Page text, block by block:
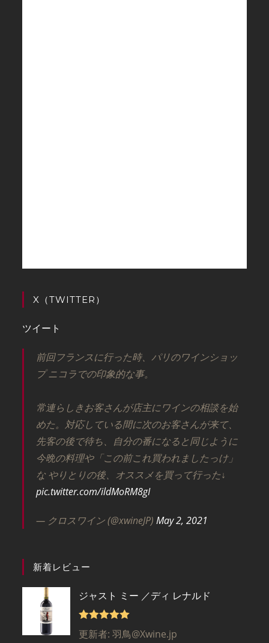
X（TWITTER）
ツイート
前回フランスに行った時、パリのワインショッ
プ ニコラでの印象的な事。
常連らしきお客さんが店主にワインの相談を始
めた。対応している間に次のお客さんが来て、
先客の後で待ち、自分の番になると同じように
今晩の料理や「この前これ買われましたっけ」
な やりとりの後、オススメを買って行った↓
pic.twitter.com/ildMoRM8gI
— クロスワイン (@xwineJP)May 2, 2021
新着レビュー
ジャスト ミー ／ディ レナルド
5段階で5
更新者: 羽鳥@Xwine.jp